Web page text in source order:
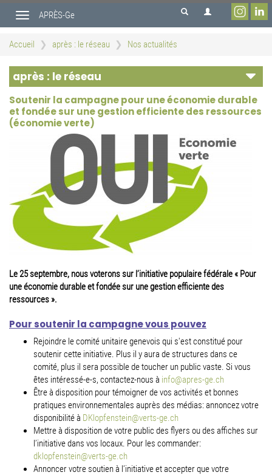
contenu
Toggle
navigation
APRÈS-Ge
Accueil après : le réseau Nos actualités
après : le réseau
Soutenir la campagne pour une économie durable
et fondée sur une gestion efficiente des ressources
(économie verte)
Le 25 septembre, nous voterons sur l’initiative populaire fédérale « Pour
une économie durable et fondée sur une gestion efficiente des
ressources ».
Pour soutenir la campagne vous pouvez
Rejoindre le comité unitaire genevois qui s'est constitué pour
soutenir cette initiative. Plus il y aura de structures dans ce
comité, plus il sera possible de toucher un public vaste. Si vous
êtes intéressé-e-s, contactez-nous à info@apres-ge.ch
Être à disposition pour témoigner de vos activités et bonnes
pratiques environnementales auprès des médias: annoncez votre
disponibilité à DKlopfenstein@verts-ge.ch
Mettre à disposition de votre public des flyers ou des affiches sur
l’initiative dans vos locaux. Pour les commander:
dklopfenstein@verts-ge.ch
Annoncer votre soutien à l’initiative et accepter que votre